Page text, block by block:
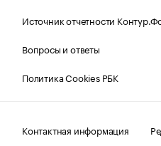
Источник отчетности
Вопросы и ответы
Политика Cookies РБК
Контактная информация